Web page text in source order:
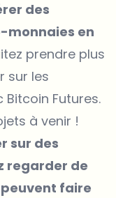
des
monnaies en
prendre plus
sur les
Futures.
à venir !
sur des
regarder de
faire